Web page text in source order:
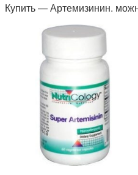
Купить — Артемизинин.